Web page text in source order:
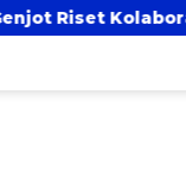
Antar 4